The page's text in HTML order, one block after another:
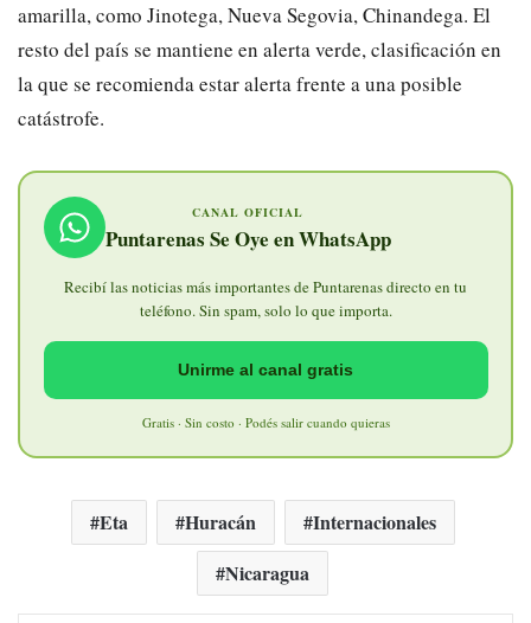
amarilla, como Jinotega, Nueva Segovia, Chinandega. El
resto del país se mantiene en alerta verde, clasificación en
la que se recomienda estar alerta frente a una posible
catástrofe.
CANAL OFICIAL
Puntarenas Se Oye en WhatsApp
Recibí las noticias más importantes de Puntarenas directo en tu
teléfono. Sin spam, solo lo que importa.
Unirme al canal gratis
Gratis · Sin costo · Podés salir cuando quieras
Eta Huracán
Internacionales
Nicaragua